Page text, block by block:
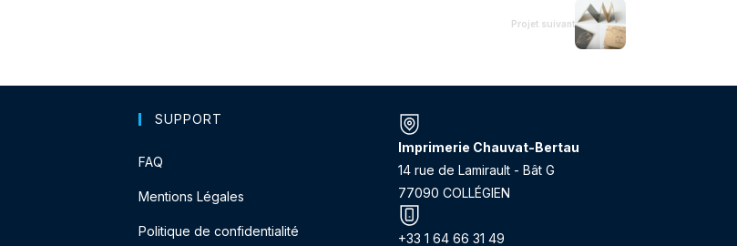
Projet suivant
SUPPORT
FAQ
Mentions Légales
Politique de confidentialité
Imprimerie Chauvat-Bertau
14 rue de Lamirault - Bât G
77090 COLLÉGIEN
+33 1 64 66 31 49